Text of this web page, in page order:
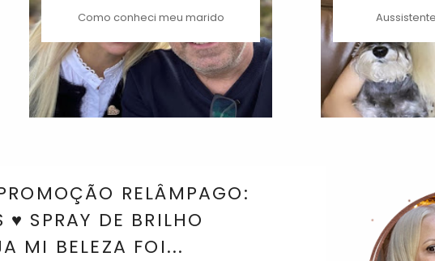
Como conheci meu marido
RELÂMPAGO:
♥ SPRAY DE BRILHO
MI BELEZA FOI...